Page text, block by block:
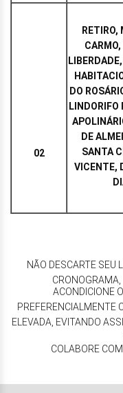
02
RETIRO,
DO
LINDORIFO
DE
SANTA
VICENTE,
NÃO DESCARTE SEU
ACONDICIONE
PREFERENCIALMENTE
ELEVADA, EVITANDO
COLABORE